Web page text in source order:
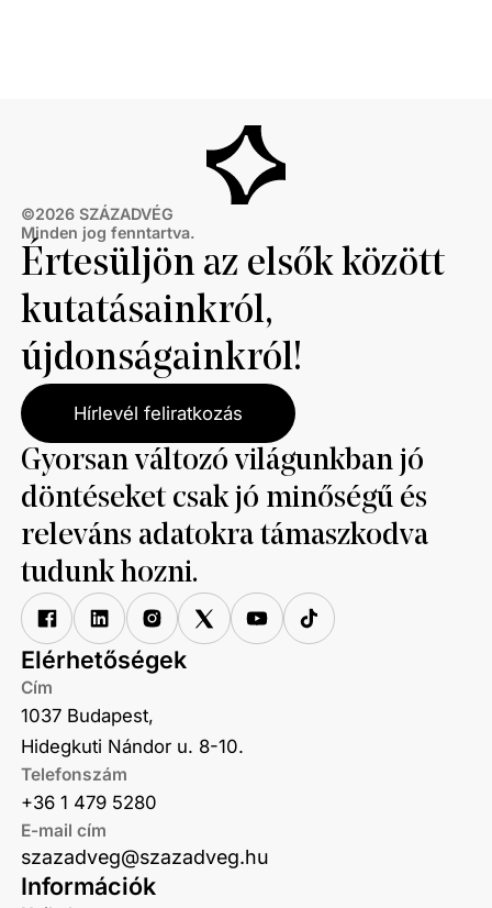
©2026 SZÁZADVÉG
Minden jog fenntartva.
Értesüljön az elsők között
kutatásainkról,
újdonságainkról!
Hírlevél feliratkozás
Gyorsan változó világunkban jó
döntéseket csak jó minőségű és
releváns adatokra támaszkodva
tudunk hozni.
Információk
Elérhetőségek
Cím
1037 Budapest,
Hidegkuti Nándor u. 8-10.
Telefonszám
+36 1 479 5280
E-mail cím
szazadveg@szazadveg.hu